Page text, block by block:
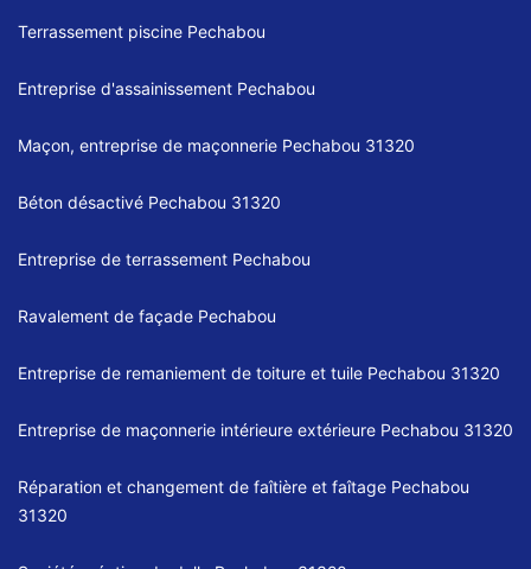
Terrassement piscine Pechabou
Entreprise d'assainissement Pechabou
Maçon, entreprise de maçonnerie Pechabou 31320
Béton désactivé Pechabou 31320
Entreprise de terrassement Pechabou
Ravalement de façade Pechabou
Entreprise de remaniement de toiture et tuile Pechabou 31320
Entreprise de maçonnerie intérieure extérieure Pechabou 31320
Réparation et changement de faîtière et faîtage Pechabou
31320